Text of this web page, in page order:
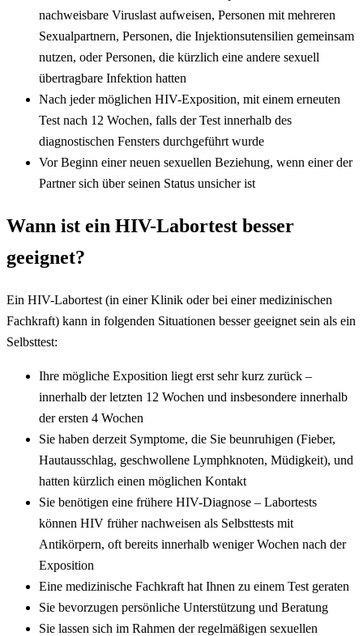
nachweisbare Viruslast aufweisen, Personen mit mehreren
Sexualpartnern, Personen, die Injektionsutensilien gemeinsam
nutzen, oder Personen, die kürzlich eine andere sexuell
übertragbare Infektion hatten
Nach jeder möglichen HIV-Exposition, mit einem erneuten
Test nach 12 Wochen, falls der Test innerhalb des
diagnostischen Fensters durchgeführt wurde
Vor Beginn einer neuen sexuellen Beziehung, wenn einer der
Partner sich über seinen Status unsicher ist
Wann ist ein HIV-Labortest besser
geeignet?
Ein HIV-Labortest (in einer Klinik oder bei einer medizinischen
Fachkraft) kann in folgenden Situationen besser geeignet sein als ein
Selbsttest:
Ihre mögliche Exposition liegt erst sehr kurz zurück –
innerhalb der letzten 12 Wochen und insbesondere innerhalb
der ersten 4 Wochen
Sie haben derzeit Symptome, die Sie beunruhigen (Fieber,
Hautausschlag, geschwollene Lymphknoten, Müdigkeit), und
hatten kürzlich einen möglichen Kontakt
Sie benötigen eine frühere HIV-Diagnose – Labortests
können HIV früher nachweisen als Selbsttests mit
Antikörpern, oft bereits innerhalb weniger Wochen nach der
Exposition
Eine medizinische Fachkraft hat Ihnen zu einem Test geraten
Sie bevorzugen persönliche Unterstützung und Beratung
Sie lassen sich im Rahmen der regelmäßigen sexuellen